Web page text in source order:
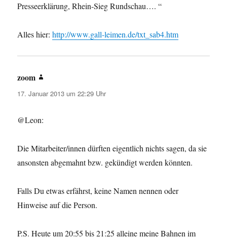
Presseerklärung, Rhein-Sieg Rundschau…. “
Alles hier:http://www.gall-leimen.de/txt_sab4.htm
zoom
17. Januar 2013 um 22:29 Uhr
@Leon:
Die Mitarbeiter/innen dürften eigentlich nichts sagen, da sie
ansonsten abgemahnt bzw. gekündigt werden könnten.
Falls Du etwas erfährst, keine Namen nennen oder
Hinweise auf die Person.
P.S. Heute um 20:55 bis 21:25 alleine meine Bahnen im